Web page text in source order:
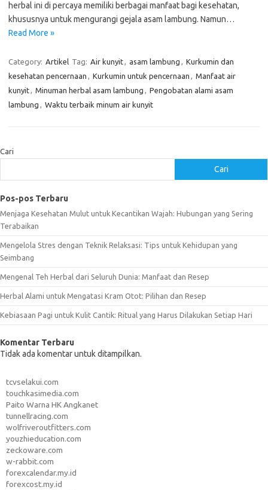
herbal ini di percaya memiliki berbagai manfaat bagi kesehatan,
khususnya untuk mengurangi gejala asam lambung. Namun…
Read More »
Category: Artikel Tag: Air kunyit, asam lambung , Kurkumin dan
kesehatan pencernaan , Kurkumin untuk pencernaan , Manfaat air
kunyit, Minuman herbal asam lambung , Pengobatan alami asam
lambung , Waktu terbaik minum air kunyit
Cari
Cari
Pos-pos Terbaru
Menjaga Kesehatan Mulut untuk Kecantikan Wajah: Hubungan yang Sering
Terabaikan
Mengelola Stres dengan Teknik Relaksasi: Tips untuk Kehidupan yang
Seimbang
Mengenal Teh Herbal dari Seluruh Dunia: Manfaat dan Resep
Herbal Alami untuk Mengatasi Kram Otot: Pilihan dan Resep
Kebiasaan Pagi untuk Kulit Cantik: Ritual yang Harus Dilakukan Setiap Hari
Komentar Terbaru
Tidak ada komentar untuk ditampilkan.
tcvselakui.com
touchkasimedia.com
Paito Warna HK Angkanet
tunnellracing.com
wolfriveroutfitters.com
youzhieducation.com
zeckoware.com
w-rabbit.com
forexcalendar.my.id
forexcost.my.id